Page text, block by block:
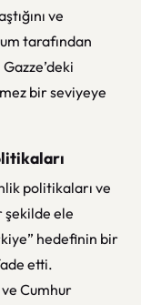
ve
tarafından
bir seviyeye
politikaları ve
şekilde ele
hedefinin bir
etti.
Cumhur